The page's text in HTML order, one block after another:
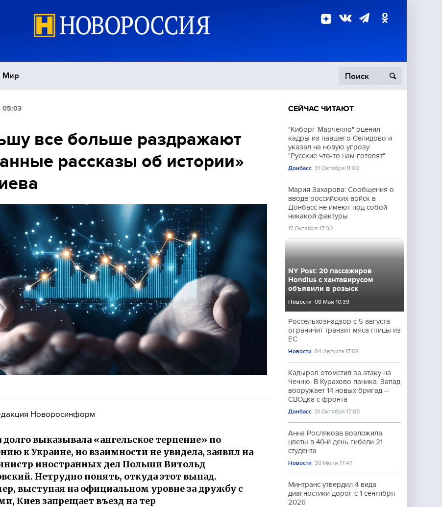
Мир
Экономика
Происшествия
Спорт
05:03
все больше раздражают
рассказы об истории»
Новоросинформ
выказывала «ангельское терпение» по
к Украине, но взаимности не увидела, заявил на
иностранных дел Польши Витольд
Нетрудно понять, откуда этот выпад.
выступая на официальном уровне за дружбу с
Киев запрещает въезд на тер
СЕЙЧАС ЧИТАЮТ
"Киборг Марчелло" оценил
кадры из павшего Селидово и
указал на новую угрозу:
"Русские что-то нам готовят"
Донбасс 31 Октября 11:00
Мария Захарова: Сообщения о
вводе российских войск в
Донбасс не имеют под собой
никакой фактуры
17 Октября 17:30
NY Post: 20 пассажиров
Hondius с хантавирусом
объявили в розыск
Новости 08 Мая 10:39
Россельхознадзор с 5 августа
ограничит транзит мяса птицы из
ЕС
Новости 04 Августа 17:08
Кадыров отомстил за атаку на
Чечню. В Курахово паника. Запад
вооружает 14 новых бригад –
СВОдка с фронта
Донбасс 31 Октября 17:00
Анна Рослякова возложила
цветы в 40-й день гибели 21
студента
Новости 30 Июня 17:47
Минтранс утвердил 4 вида
диагностики дорог с 1 сентября
2026